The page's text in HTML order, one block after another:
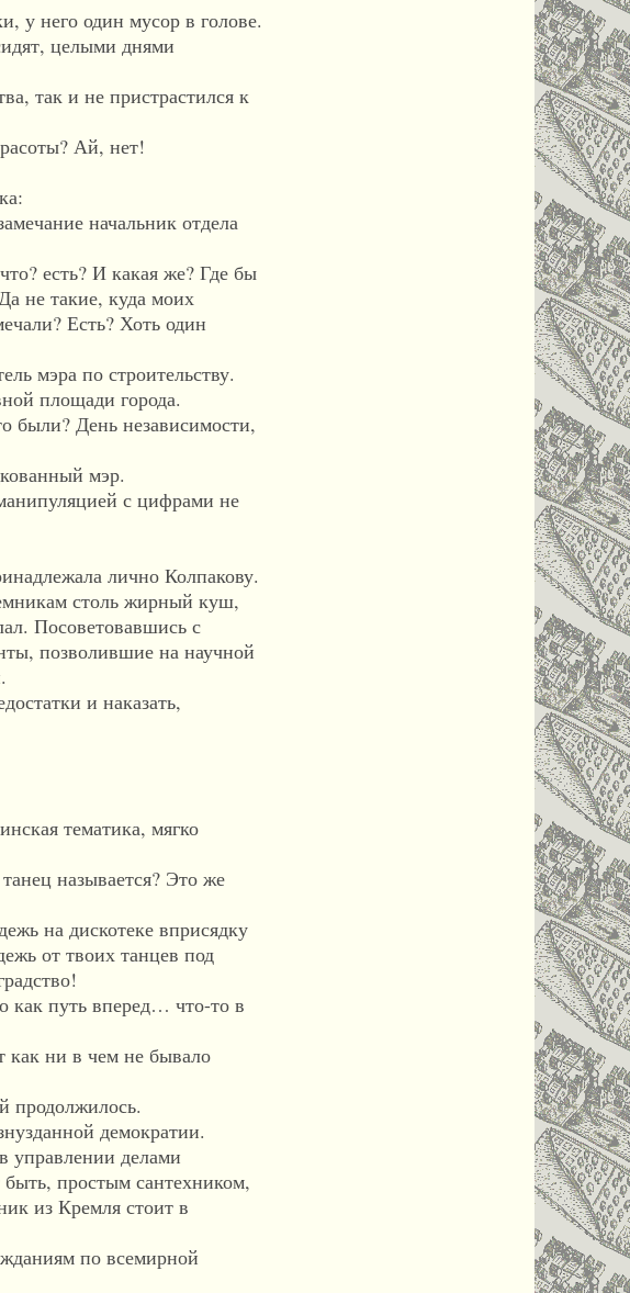
у него один мусор в голове.
целыми днями
так и не пристрастился к
Ай, нет!
начальник отдела
есть? И какая же? Где бы
не такие, куда моих
Есть? Хоть один
мэра по строительству.
площади города.
День независимости,
мэр.
с цифрами не
лично Колпакову.
столь жирный куш,
Посоветовавшись с
позволившие на научной
и наказать,
тематика, мягко
называется? Это же
на дискотеке вприсядку
от твоих танцев под
путь вперед… что-то в
как ни в чем не бывало
продолжилось.
демократии.
управлении делами
простым сантехником,
из Кремля стоит в
по всемирной